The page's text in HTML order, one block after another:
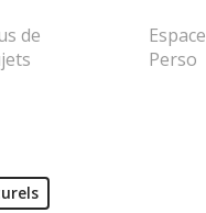
de
Espace
Perso